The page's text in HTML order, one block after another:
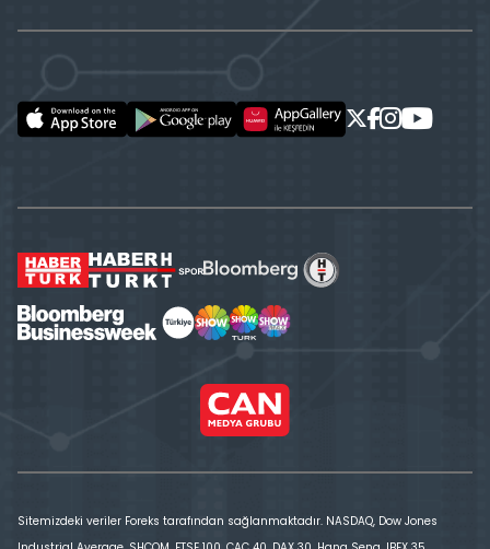
Sitemizdeki veriler Foreks tarafından sağlanmaktadır. NASDAQ, Dow Jones